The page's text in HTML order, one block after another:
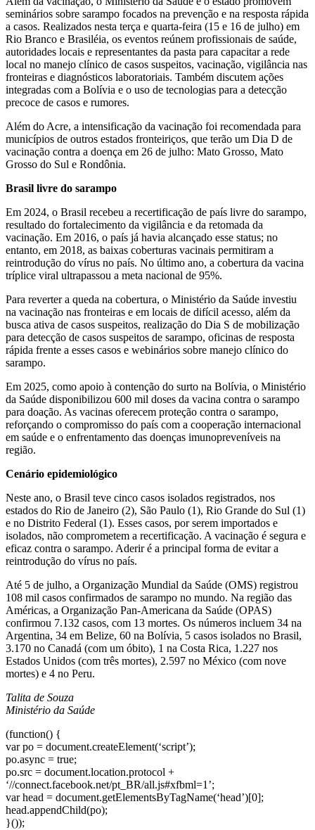
seminários sobre sarampo focados na prevenção e na resposta rápida
a casos. Realizados nesta terça e quarta-feira (15 e 16 de julho) em
Rio Branco e Brasiléia, os eventos reúnem profissionais de saúde,
autoridades locais e representantes da pasta para capacitar a rede
local no manejo clínico de casos suspeitos, vacinação, vigilância nas
fronteiras e diagnósticos laboratoriais. Também discutem ações
integradas com a Bolívia e o uso de tecnologias para a detecção
precoce de casos e rumores.
Além do Acre, a intensificação da vacinação foi recomendada para
municípios de outros estados fronteiriços, que terão um Dia D de
vacinação contra a doença em 26 de julho: Mato Grosso, Mato
Grosso do Sul e Rondônia.
Brasil livre do sarampo
Em 2024, o Brasil recebeu a recertificação de país livre do sarampo,
resultado do fortalecimento da vigilância e da retomada da
vacinação. Em 2016, o país já havia alcançado esse status; no
entanto, em 2018, as baixas coberturas vacinais permitiram a
reintrodução do vírus no país. No último ano, a cobertura da vacina
tríplice viral ultrapassou a meta nacional de 95%.
Para reverter a queda na cobertura, o Ministério da Saúde investiu
na vacinação nas fronteiras e em locais de difícil acesso, além da
busca ativa de casos suspeitos, realização do Dia S de mobilização
para detecção de casos suspeitos de sarampo, oficinas de resposta
rápida frente a esses casos e webinários sobre manejo clínico do
sarampo.
Em 2025, como apoio à contenção do surto na Bolívia, o Ministério
da Saúde disponibilizou 600 mil doses da vacina contra o sarampo
para doação. As vacinas oferecem proteção contra o sarampo,
reforçando o compromisso do país com a cooperação internacional
em saúde e o enfrentamento das doenças imunopreveníveis na
região.
Cenário epidemiológico
Neste ano, o Brasil teve cinco casos isolados registrados, nos
estados do Rio de Janeiro (2), São Paulo (1), Rio Grande do Sul (1)
e no Distrito Federal (1). Esses casos, por serem importados e
isolados, não comprometem a recertificação. A vacinação é segura e
eficaz contra o sarampo. Aderir é a principal forma de evitar a
reintrodução do vírus no país.
Até 5 de julho, a Organização Mundial da Saúde (OMS) registrou
108 mil casos confirmados de sarampo no mundo. Na região das
Américas, a Organização Pan-Americana da Saúde (OPAS)
confirmou 7.132 casos, com 13 mortes. Os números incluem 34 na
Argentina, 34 em Belize, 60 na Bolívia, 5 casos isolados no Brasil,
3.170 no Canadá (com um óbito), 1 na Costa Rica, 1.227 nos
Estados Unidos (com três mortes), 2.597 no México (com nove
mortes) e 4 no Peru.
Talita de Souza
Ministério da Saúde
(function() {
var po = document.createElement(‘script’);
po.async = true;
po.src = document.location.protocol +
‘//connect.facebook.net/pt_BR/all.js#xfbml=1’;
var head = document.getElementsByTagName(‘head’)[0];
head.appendChild(po);
}());